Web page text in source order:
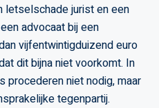
letselschade jurist en een
advocaat bij een
vijfentwintigduizend euro
dit bijna niet voorkomt. In
procederen niet nodig, maar
tegenpartij.